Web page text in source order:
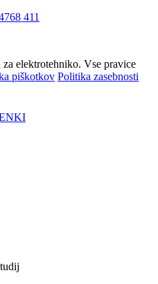
411
elektrotehniko. Vse pravice
piškotkov Politika zasebnosti